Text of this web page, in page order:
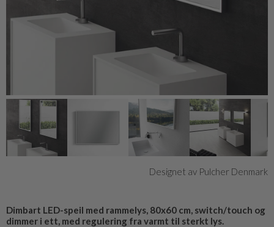
Designet av Pulcher Denmark
Dimbart LED-speil med rammelys, 80x60 cm, switch/touch og
dimmer i ett, med regulering fra varmt til sterkt lys.